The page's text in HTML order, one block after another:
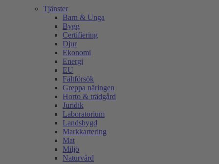
Tjänster
Barn & Unga
Bygg
Certifiering
Djur
Ekonomi
Energi
EU
Fältförsök
Greppa näringen
Horto & trädgård
Juridik
Laboratorium
Landsbygd
Markkartering
Mat
Miljö
Naturvård